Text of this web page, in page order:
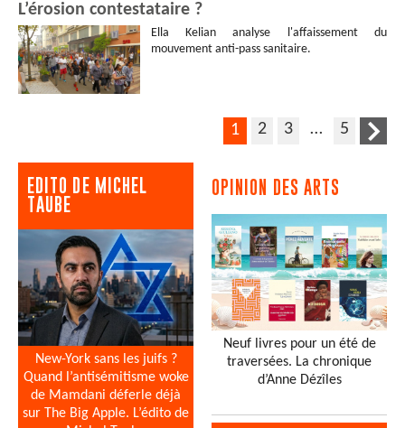
L’érosion contestataire ?
Ella Kelian analyse l'affaissement du
mouvement anti-pass sanitaire.
1 2 3 … 5
EDITO DE MICHEL
TAUBE
New-York sans les juifs ?
Quand l’antisémitisme woke
de Mamdani déferle déjà
sur The Big Apple. L’édito de
OPINION DES ARTS
Neuf livres pour un été de
traversées. La chronique
d’Anne Dézîles